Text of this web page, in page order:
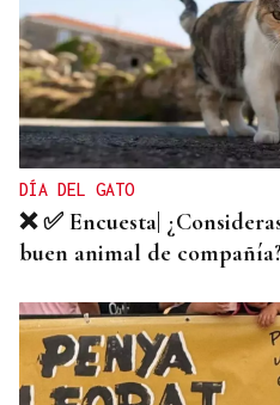
ALIANZA
La D.O. Monterrei
enoturística junto a
DÍA DEL GATO
❌ ✅ Encuesta|
buen animal de